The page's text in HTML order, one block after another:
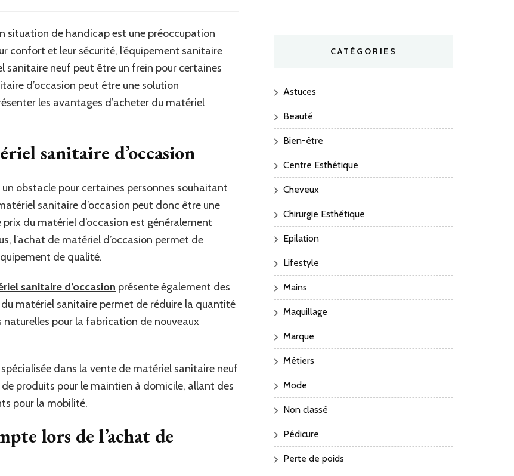
situation de handicap est une préoccupation
confort et leur sécurité, l’équipement sanitaire
sanitaire neuf peut être un frein pour certaines
d’occasion peut être une solution
les avantages d’acheter du matériel
sanitaire d’occasion
obstacle pour certaines personnes souhaitant
sanitaire d’occasion peut donc être une
du matériel d’occasion est généralement
l’achat de matériel d’occasion permet de
de qualité.
sanitaire d’occasion présente également des
matériel sanitaire permet de réduire la quantité
pour la fabrication de nouveaux
dans la vente de matériel sanitaire neuf
produits pour le maintien à domicile, allant des
pour la mobilité.
lors de l’achat de
CATÉGORIES
Astuces
Beauté
Bien-être
Centre Esthétique
Cheveux
Chirurgie Esthétique
Epilation
Lifestyle
Mains
Maquillage
Marque
Métiers
Mode
Non classé
Pédicure
Perte de poids